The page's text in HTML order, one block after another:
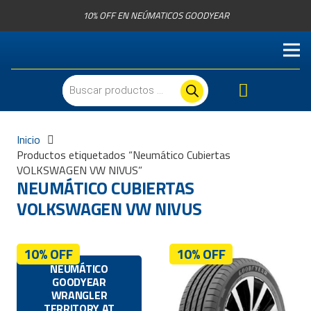
10% OFF EN NEÚMATICOS GOODYEAR
Búsqueda
de
productos
Inicio
Productos etiquetados “Neumático Cubiertas
VOLKSWAGEN VW NIVUS”
NEUMÁTICO CUBIERTAS
VOLKSWAGEN VW NIVUS
NEUMÁTICO
GOODYEAR
WRANGLER
10% OFF 10% OFF